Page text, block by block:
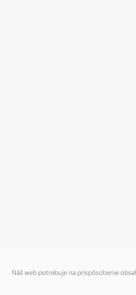
Technické
Technické Cookies - Technické
Náš web potrebuje na prispôsobenie